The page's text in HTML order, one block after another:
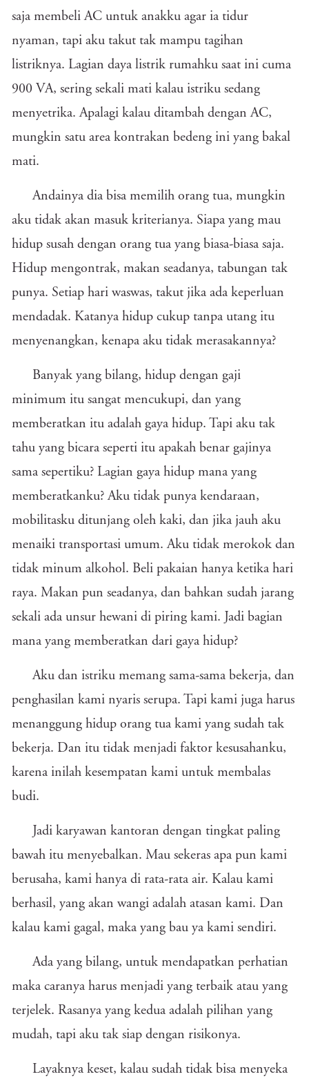
saja membeli AC untuk anakku agar ia tidur
nyaman, tapi aku takut tak mampu tagihan
listriknya. Lagian daya listrik rumahku saat ini cuma
900 VA, sering sekali mati kalau istriku sedang
menyetrika. Apalagi kalau ditambah dengan AC,
mungkin satu area kontrakan bedeng ini yang bakal
mati.
Andainya dia bisa memilih orang tua, mungkin
aku tidak akan masuk kriterianya. Siapa yang mau
hidup susah dengan orang tua yang biasa-biasa saja.
Hidup mengontrak, makan seadanya, tabungan tak
punya. Setiap hari waswas, takut jika ada keperluan
mendadak. Katanya hidup cukup tanpa utang itu
menyenangkan, kenapa aku tidak merasakannya?
Banyak yang bilang, hidup dengan gaji
minimum itu sangat mencukupi, dan yang
memberatkan itu adalah gaya hidup. Tapi aku tak
tahu yang bicara seperti itu apakah benar gajinya
sama sepertiku? Lagian gaya hidup mana yang
memberatkanku? Aku tidak punya kendaraan,
mobilitasku ditunjang oleh kaki, dan jika jauh aku
menaiki transportasi umum. Aku tidak merokok dan
tidak minum alkohol. Beli pakaian hanya ketika hari
raya. Makan pun seadanya, dan bahkan sudah jarang
sekali ada unsur hewani di piring kami. Jadi bagian
mana yang memberatkan dari gaya hidup?
Aku dan istriku memang sama-sama bekerja, dan
penghasilan kami nyaris serupa. Tapi kami juga harus
menanggung hidup orang tua kami yang sudah tak
bekerja. Dan itu tidak menjadi faktor kesusahanku,
karena inilah kesempatan kami untuk membalas
budi.
Jadi karyawan kantoran dengan tingkat paling
bawah itu menyebalkan. Mau sekeras apa pun kami
berusaha, kami hanya di rata-rata air. Kalau kami
berhasil, yang akan wangi adalah atasan kami. Dan
kalau kami gagal, maka yang bau ya kami sendiri.
Ada yang bilang, untuk mendapatkan perhatian
maka caranya harus menjadi yang terbaik atau yang
terjelek. Rasanya yang kedua adalah pilihan yang
mudah, tapi aku tak siap dengan risikonya.
Layaknya keset, kalau sudah tidak bisa menyeka